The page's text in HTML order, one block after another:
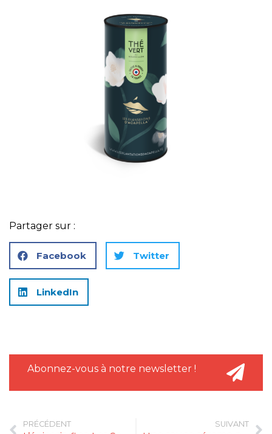
Partager sur :
Facebook Twitter
LinkedIn
Abonnez-vous à notre newsletter !
PRÉCÉDENT SUIVANT